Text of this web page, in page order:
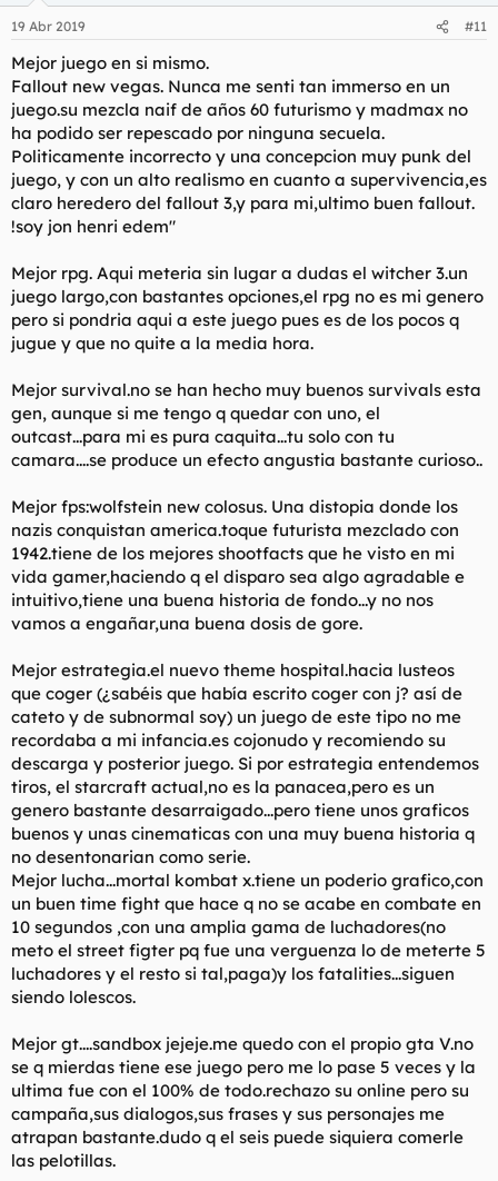
19 Abr 2019 #11
Mejor juego en si mismo.
Fallout new vegas. Nunca me senti tan immerso en un
juego.su mezcla naif de años 60 futurismo y madmax no
ha podido ser repescado por ninguna secuela.
Politicamente incorrecto y una concepcion muy punk del
juego, y con un alto realismo en cuanto a supervivencia,es
claro heredero del fallout 3,y para mi,ultimo buen fallout.
!soy jon henri edem"
Mejor rpg. Aqui meteria sin lugar a dudas el witcher 3.un
juego largo,con bastantes opciones,el rpg no es mi genero
pero si pondria aqui a este juego pues es de los pocos q
jugue y que no quite a la media hora.
Mejor survival.no se han hecho muy buenos survivals esta
gen, aunque si me tengo q quedar con uno, el
outcast...para mi es pura caquita...tu solo con tu
camara....se produce un efecto angustia bastante curioso..
Mejor fps:wolfstein new colosus. Una distopia donde los
nazis conquistan america.toque futurista mezclado con
1942.tiene de los mejores shootfacts que he visto en mi
vida gamer,haciendo q el disparo sea algo agradable e
intuitivo,tiene una buena historia de fondo...y no nos
vamos a engañar,una buena dosis de gore.
Mejor estrategia.el nuevo theme hospital.hacia lusteos
que coger (¿sabéis que había escrito coger con j? así de
cateto y de subnormal soy) un juego de este tipo no me
recordaba a mi infancia.es cojonudo y recomiendo su
descarga y posterior juego. Si por estrategia entendemos
tiros, el starcraft actual,no es la panacea,pero es un
genero bastante desarraigado...pero tiene unos graficos
buenos y unas cinematicas con una muy buena historia q
no desentonarian como serie.
Mejor lucha...mortal kombat x.tiene un poderio grafico,con
un buen time fight que hace q no se acabe en combate en
10 segundos ,con una amplia gama de luchadores(no
meto el street figter pq fue una verguenza lo de meterte 5
luchadores y el resto si tal,paga)y los fatalities...siguen
siendo lolescos.
Mejor gt....sandbox jejeje.me quedo con el propio gta V.no
se q mierdas tiene ese juego pero me lo pase 5 veces y la
ultima fue con el 100% de todo.rechazo su online pero su
campaña,sus dialogos,sus frases y sus personajes me
atrapan bastante.dudo q el seis puede siquiera comerle
las pelotillas.